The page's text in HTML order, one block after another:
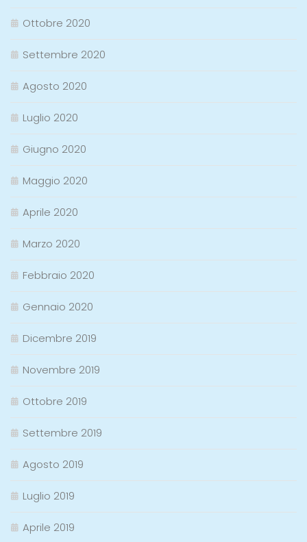
Ottobre 2020
Settembre 2020
Agosto 2020
Luglio 2020
Giugno 2020
Maggio 2020
Aprile 2020
Marzo 2020
Febbraio 2020
Gennaio 2020
Dicembre 2019
Novembre 2019
Ottobre 2019
Settembre 2019
Agosto 2019
Luglio 2019
Aprile 2019